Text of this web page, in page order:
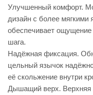
Улучшенный комфорт.
дизайн с более мягкими
обеспечивает
шага.
Надёжная фиксация.
цельный язычок
её скольжение внутри
Дышащий верх. Верхняя